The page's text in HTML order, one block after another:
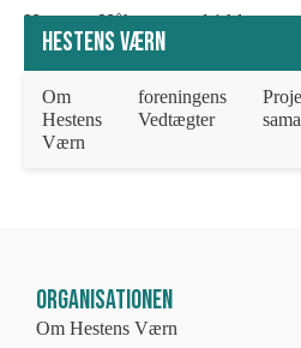
Hestens Håb søger altid
søger en hesteven for livet og
fortsætte det nye bedre liv som
Håb. For yderligere info
klik
Hestens Værn
Om
Hestens
Værn
foreningens
Vedtægter
Organisationen
Om Hestens Værn